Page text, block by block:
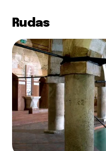
Rudas